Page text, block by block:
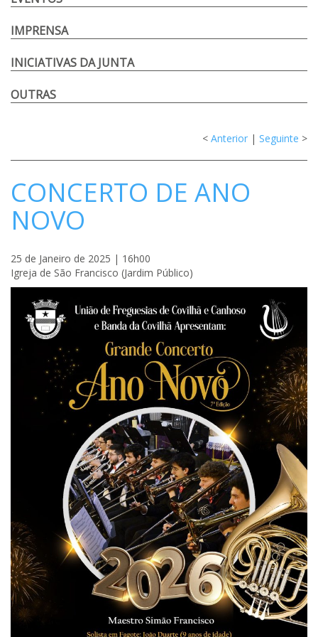
IMPRENSA
INICIATIVAS DA JUNTA
OUTRAS
< Anterior | Seguinte >
CONCERTO DE ANO
NOVO
25 de Janeiro de 2025 | 16h00
Igreja de São Francisco (Jardim Público)